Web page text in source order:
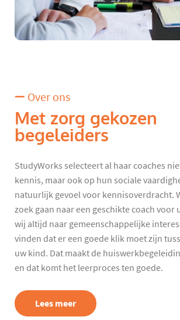
Over ons
Met zorg gekozen
begeleiders
StudyWorks selecteert al haar coaches
kennis, maar ook op hun sociale
natuurlijk gevoel voor kennisoverdracht.
zoek gaan naar een geschikte coach voor
wij altijd naar gemeenschappelijke
vinden dat er een goede klik moet zijn
uw kind. Dat maakt de
en dat komt het leerproces ten goede.
Lees meer